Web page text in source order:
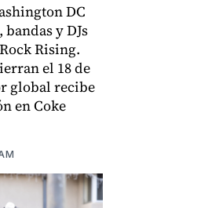
DC
y DJs
Rising.
el 18 de
global recibe
en Coke